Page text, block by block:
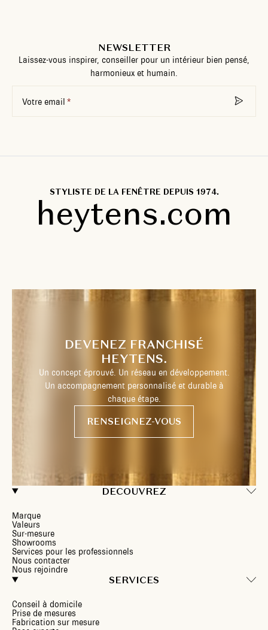
NEWSLETTER
Laissez-vous inspirer, conseiller pour un intérieur bien pensé,
harmonieux et humain.
Votre email
STYLISTE DE LA FENÊTRE DEPUIS 1974.
heytens.com
DECOUVREZ
Marque
Valeurs
Sur-mesure
Showrooms
Services pour les professionnels
Nous contacter
Nous rejoindre
SERVICES
Conseil à domicile
Prise de mesures
Fabrication sur mesure
DEVENEZ FRANCHISÉ
HEYTENS.
Un concept éprouvé. Un réseau en développement.
Un accompagnement personnalisé et durable à
chaque étape.
RENSEIGNEZ-VOUS